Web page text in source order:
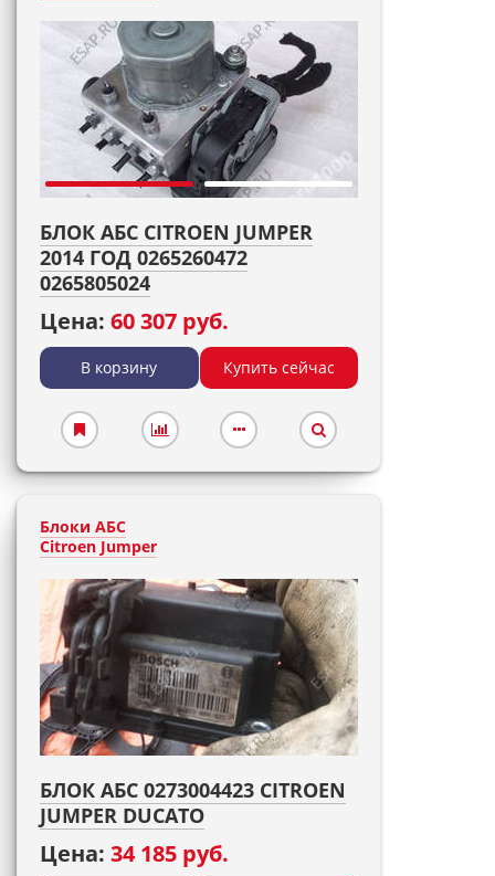
БЛОК АБС CITROEN JUMPER
2014 ГОД 0265260472
0265805024
Цена: 60 307 руб.
В корзину Купить сейчас
Блоки АБС
Citroen Jumper
БЛОК АБС 0273004423 CITROEN
JUMPER DUCATO
Цена: 34 185 руб.